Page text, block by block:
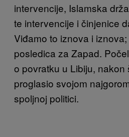
intervencije, Islamska
te intervencije i činjenice
Viđamo to iznova i
posledica za Zapad.
o povratku u Libiju, nakon
proglasio svojom
spoljnoj politici.